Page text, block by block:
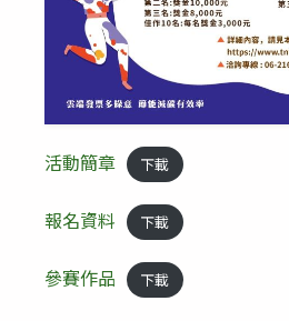
活動簡章 下載
報名資料 下載
參賽作品 下載